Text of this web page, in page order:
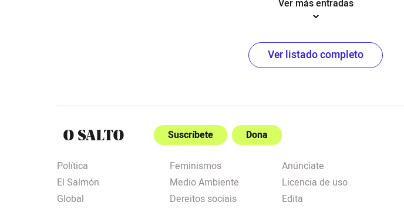
Ver más entradas
Ver listado completo
Suscríbete Dona
Política
El Salmón
Global
Feminismos
Medio Ambiente
Dereitos sociais
Anúnciate
Licencia de uso
Edita